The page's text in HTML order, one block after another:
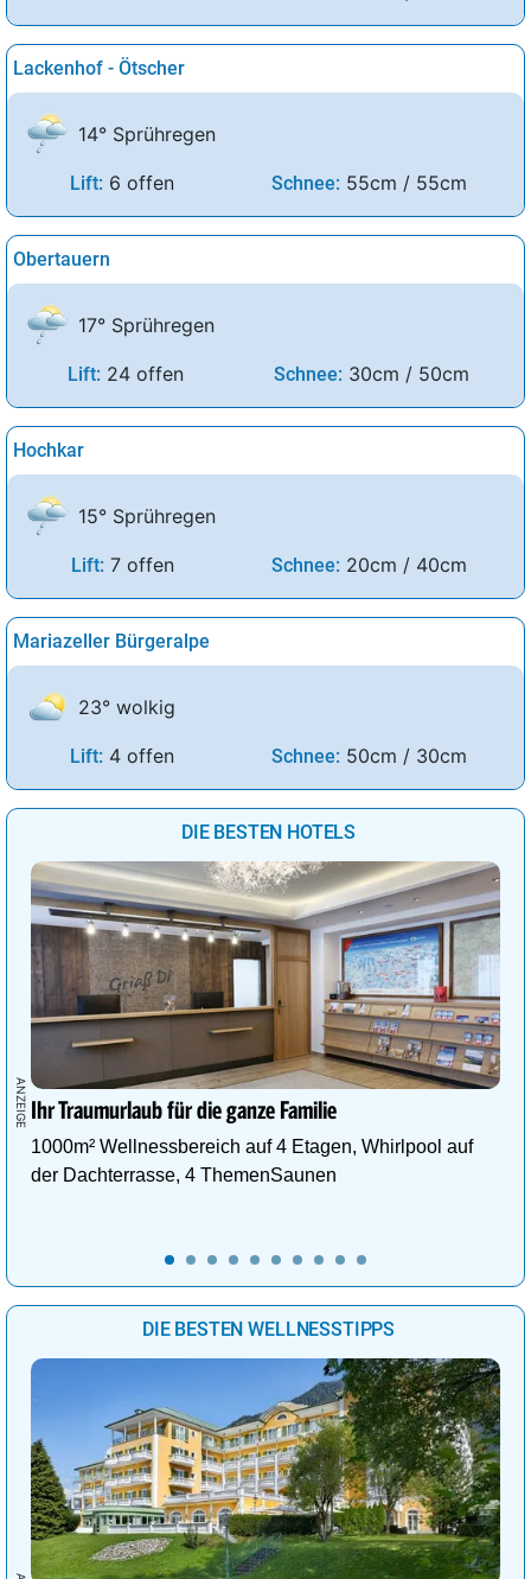
Lackenhof - Ötscher
14° Sprühregen
Lift: 6 offen Schnee: 55cm / 55cm
Obertauern
17° Sprühregen
Lift: 24 offen Schnee: 30cm / 50cm
Hochkar
15° Sprühregen
Lift: 7 offen Schnee: 20cm / 40cm
Mariazeller Bürgeralpe
23° wolkig
Lift: 4 offen Schnee: 50cm / 30cm
DIE BESTEN HOTELS
Ihr Traumurlaub für die ganze Familie
1000m² Wellnessbereich auf 4 Etagen, Whirlpool auf
der Dachterrasse, 4 ThemenSaunen
DIE BESTEN WELLNESSTIPPS